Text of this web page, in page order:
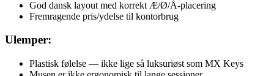
God dansk layout med korrekt Æ/Ø/Å-placering
Fremragende pris/ydelse til kontorbrug
Ulemper:
Plastisk følelse — ikke lige så luksuriøst som MX Keys